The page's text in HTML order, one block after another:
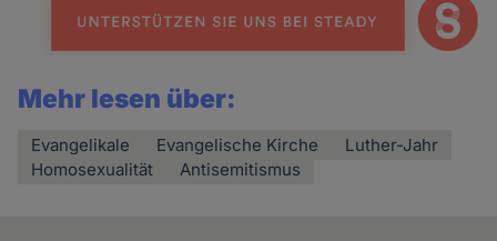
Mehr lesen über:
Evangelikale Evangelische Kirche
Luther-Jahr
Homosexualität
Antisemitismus